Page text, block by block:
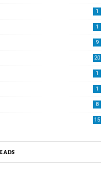
1
1
9
20
1
1
8
15
ADS